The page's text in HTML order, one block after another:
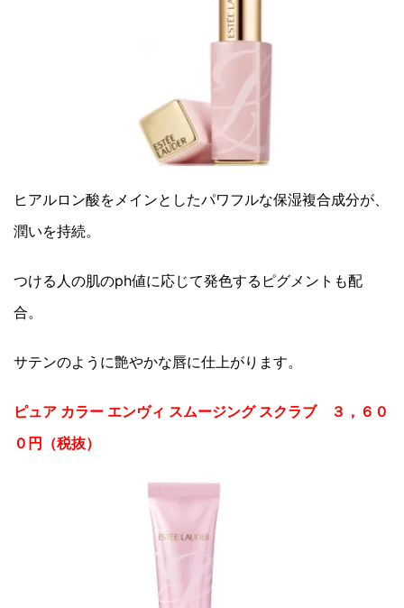
ヒアルロン酸をメインとしたパワフルな保湿複合成分が、
潤いを持続。
つける人の肌のph値に応じて発色するピグメントも配
合。
サテンのように艶やかな唇に仕上がります。
ピュア カラー エンヴィ スムージング スクラブ ３，６０
０円（税抜）